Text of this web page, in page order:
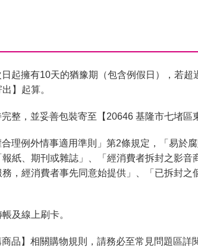
起擁有10天的猶豫期（包含例假日），若超
】起算。
整，並妥善包裝寄至【20646 基隆市七堵區
理例外情事適用準則」第2條規定，「易於
紙、期刊或雜誌」、「經消費者拆封之影
，經消費者事先同意始提供」、「已拆封
及線上刷卡。
品】相關購物規則，請務必至常見問題區詳